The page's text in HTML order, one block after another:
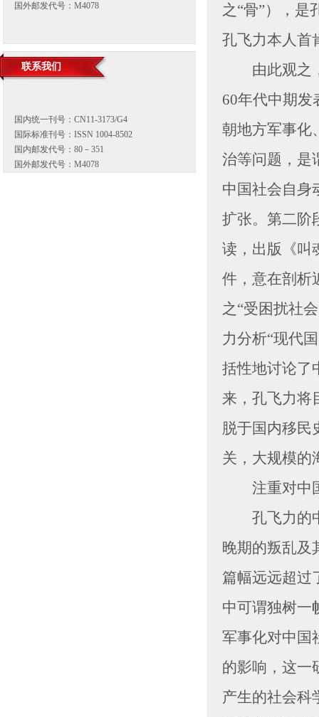
国外邮发代号：M4078
联系我们
国内统一刊号：CN11-3173/G4
国际标准刊号：ISSN 1004-8502
国内邮发代号：80－351
国外邮发代号：M4078
之“骨”），是
孔飞力本人首
由此观之，
60年代中期
朝地方军事化
治等问题，是
中国社会自身
扩张。第二阶
读，出版《叫
件，意在剖析
之“受困扰社
力分析“现代
括性地讨论了
来，孔飞力将
脱于国内移民
关，大规模的
注重对中
孔飞力的中
晚期的叛乱及
篇幅远远超过
中可谓独树一
军事化对中国
的影响，这一
产生的社会科